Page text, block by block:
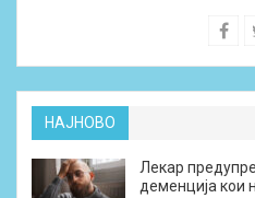
НАЈНОВО
Лекар
деменција кои